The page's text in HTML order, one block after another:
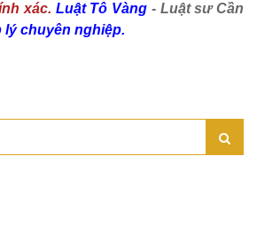
xác. Luật Tô Vàng - Luật sư Cần
lý chuyên nghiệp.